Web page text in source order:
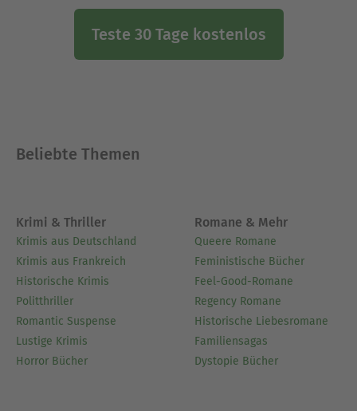
Teste 30 Tage kostenlos
Beliebte Themen
Krimi & Thriller
Krimis aus Deutschland
Krimis aus Frankreich
Historische Krimis
Politthriller
Romantic Suspense
Lustige Krimis
Horror Bücher
Romane & Mehr
Queere Romane
Feministische Bücher
Feel-Good-Romane
Regency Romane
Historische Liebesromane
Familiensagas
Dystopie Bücher